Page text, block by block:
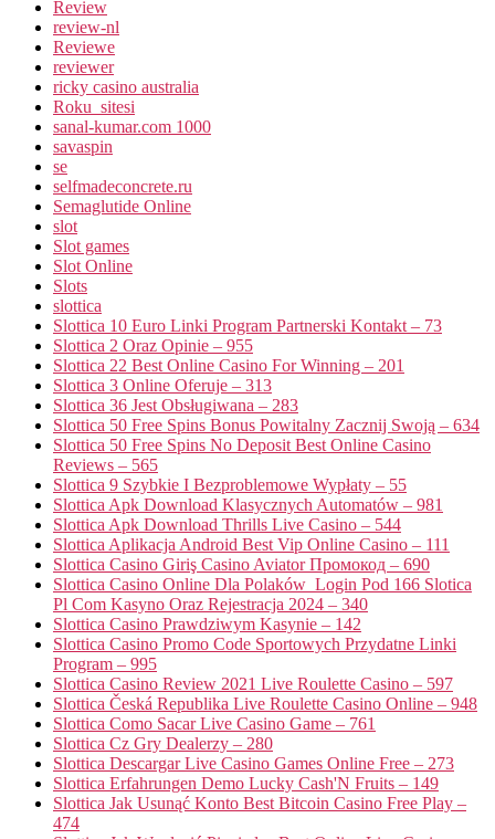
Review
review-nl
Reviewe
reviewer
ricky casino australia
Roku_sitesi
sanal-kumar.com 1000
savaspin
se
selfmadeconcrete.ru
Semaglutide Online
slot
Slot games
Slot Online
Slots
slottica
Slottica 10 Euro Linki Program Partnerski Kontakt – 73
Slottica 2 Oraz Opinie – 955
Slottica 22 Best Online Casino For Winning – 201
Slottica 3 Online Oferuje – 313
Slottica 36 Jest Obsługiwana – 283
Slottica 50 Free Spins Bonus Powitalny Zacznij Swoją – 634
Slottica 50 Free Spins No Deposit Best Online Casino
Reviews – 565
Slottica 9 Szybkie I Bezproblemowe Wypłaty – 55
Slottica Apk Download Klasycznych Automatów – 981
Slottica Apk Download Thrills Live Casino – 544
Slottica Aplikacja Android Best Vip Online Casino – 111
Slottica Casino Giriş Casino Aviator Промокод – 690
Slottica Casino Online Dla Polaków ️ Login Pod 166 Slotica
Pl Com Kasyno Oraz Rejestracja 2024 – 340
Slottica Casino Prawdziwym Kasynie – 142
Slottica Casino Promo Code Sportowych Przydatne Linki
Program – 995
Slottica Casino Review 2021 Live Roulette Casino – 597
Slottica Česká Republika Live Roulette Casino Online – 948
Slottica Como Sacar Live Casino Game – 761
Slottica Cz Gry Dealerzy – 280
Slottica Descargar Live Casino Games Online Free – 273
Slottica Erfahrungen Demo Lucky Cash'N Fruits – 149
Slottica Jak Usunąć Konto Best Bitcoin Casino Free Play –
474